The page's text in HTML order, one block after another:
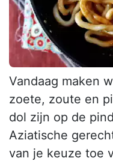
Vandaag maken
zoete, zoute en
dol zijn op de
Aziatische
van je keuze toe